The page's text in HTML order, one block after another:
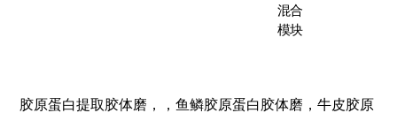
混合
模块
胶原蛋白提取胶体磨，
，鱼鳞胶原蛋白胶体磨，牛皮胶原